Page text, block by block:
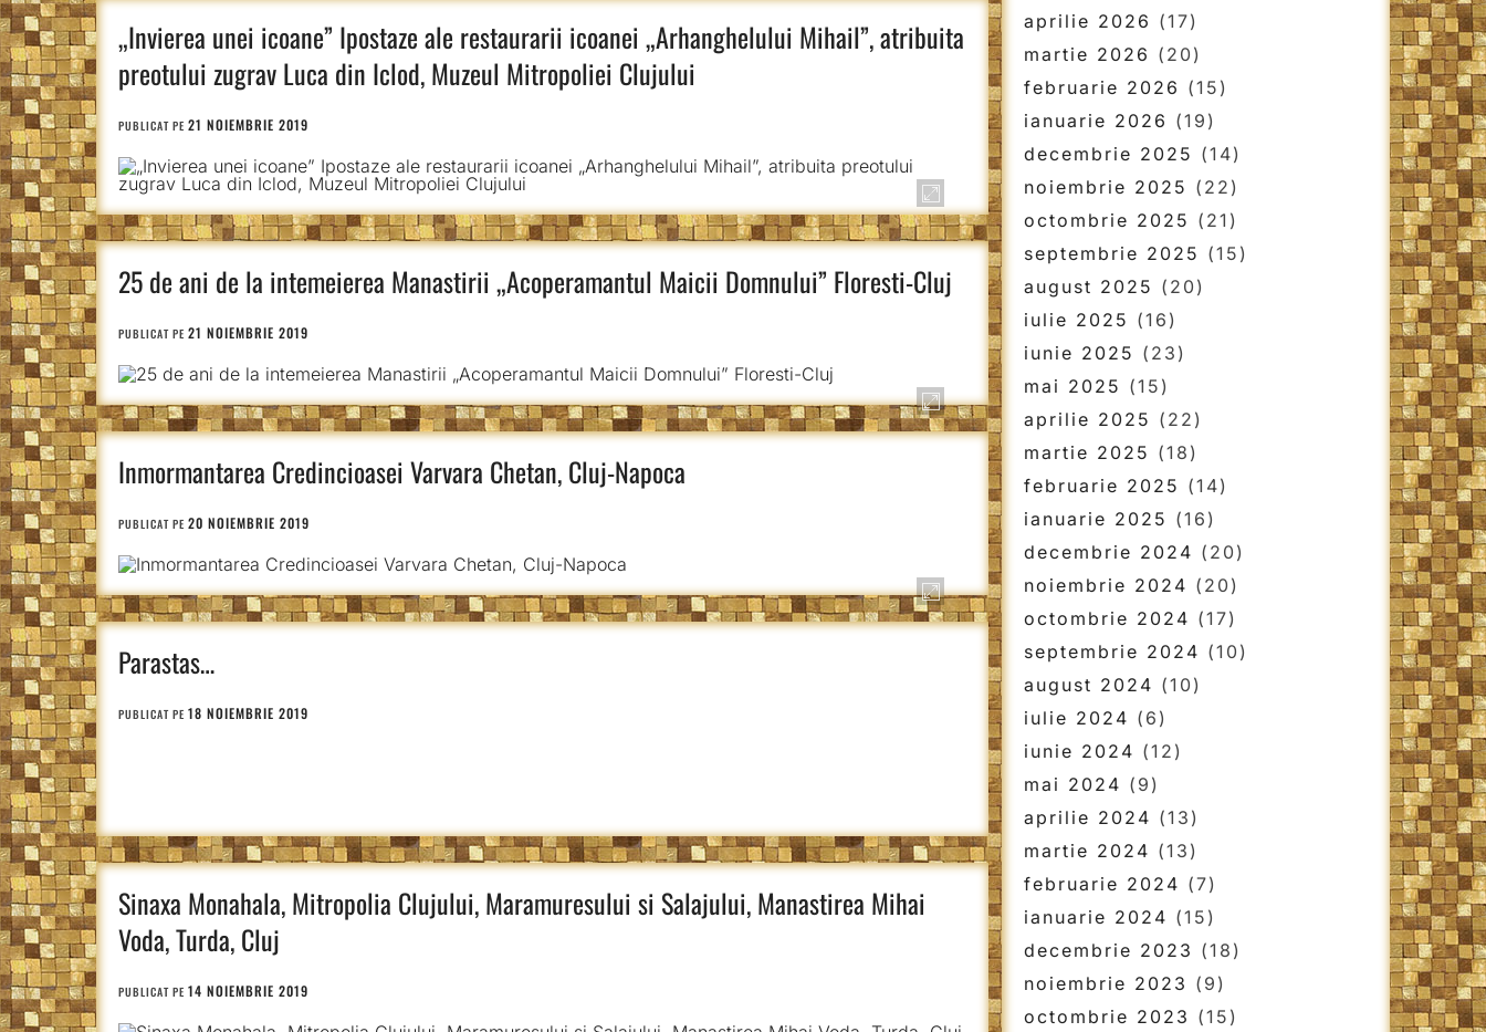
„Invierea unei icoane” Ipostaze ale restaurarii icoanei „Arhanghelului Mihail”, atribuita
preotului zugrav Luca din Iclod, Muzeul Mitropoliei Clujului
PUBLICAT PE 21 NOIEMBRIE 2019
25 de ani de la intemeierea Manastirii „Acoperamantul Maicii Domnului” Floresti-Cluj
PUBLICAT PE 21 NOIEMBRIE 2019
Inmormantarea Credincioasei Varvara Chetan, Cluj-Napoca
PUBLICAT PE 20 NOIEMBRIE 2019
Parastas…
PUBLICAT PE 18 NOIEMBRIE 2019
Sinaxa Monahala, Mitropolia Clujului, Maramuresului si Salajului, Manastirea Mihai
Voda, Turda, Cluj
PUBLICAT PE 14 NOIEMBRIE 2019
aprilie 2026 (17)
martie 2026 (20)
februarie 2026 (15)
ianuarie 2026 (19)
decembrie 2025 (14)
noiembrie 2025 (22)
octombrie 2025 (21)
septembrie 2025 (15)
august 2025 (20)
iulie 2025 (16)
iunie 2025 (23)
mai 2025 (15)
aprilie 2025 (22)
martie 2025 (18)
februarie 2025 (14)
ianuarie 2025 (16)
decembrie 2024 (20)
noiembrie 2024 (20)
octombrie 2024 (17)
septembrie 2024 (10)
august 2024 (10)
iulie 2024 (6)
iunie 2024 (12)
mai 2024 (9)
aprilie 2024 (13)
martie 2024 (13)
februarie 2024 (7)
ianuarie 2024 (15)
decembrie 2023 (18)
noiembrie 2023 (9)
octombrie 2023 (15)